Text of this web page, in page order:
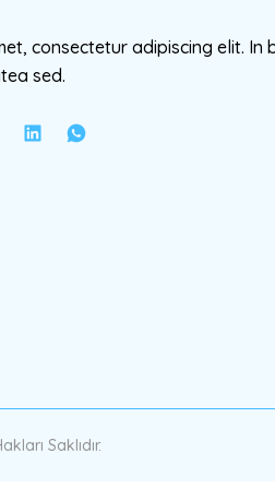
consectetur adipiscing elit. In
sed.
Saklıdır.